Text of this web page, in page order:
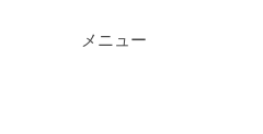
メニュー